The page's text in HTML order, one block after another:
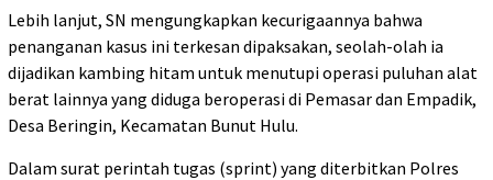
Lebih lanjut, SN mengungkapkan kecurigaannya bahwa
penanganan kasus ini terkesan dipaksakan, seolah-olah ia
dijadikan kambing hitam untuk menutupi operasi puluhan alat
berat lainnya yang diduga beroperasi di Pemasar dan Empadik,
Desa Beringin, Kecamatan Bunut Hulu.
Dalam surat perintah tugas (sprint) yang diterbitkan Polres